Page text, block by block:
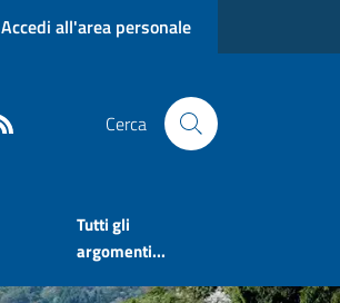
Accedi all'area personale
Cerca
Tutti gli
argomenti...